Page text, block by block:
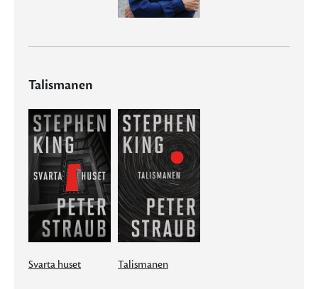
Talismanen
Svarta huset Talismanen